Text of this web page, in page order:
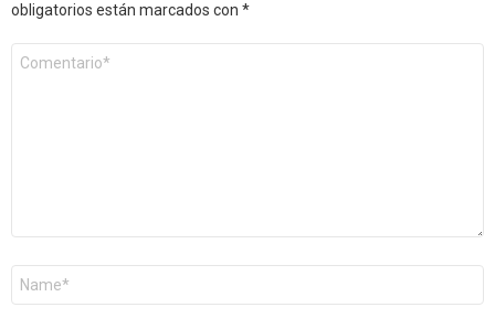
obligatorios están marcados con *
Comentario
Nombre